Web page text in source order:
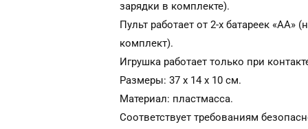
зарядки в комплекте).
Пульт работает от 2-х батареек «АА»
комплект).
Игрушка работает только при
Размеры: 37 х 14 х 10 см.
Материал: пластмасса.
Соответствует требованиям